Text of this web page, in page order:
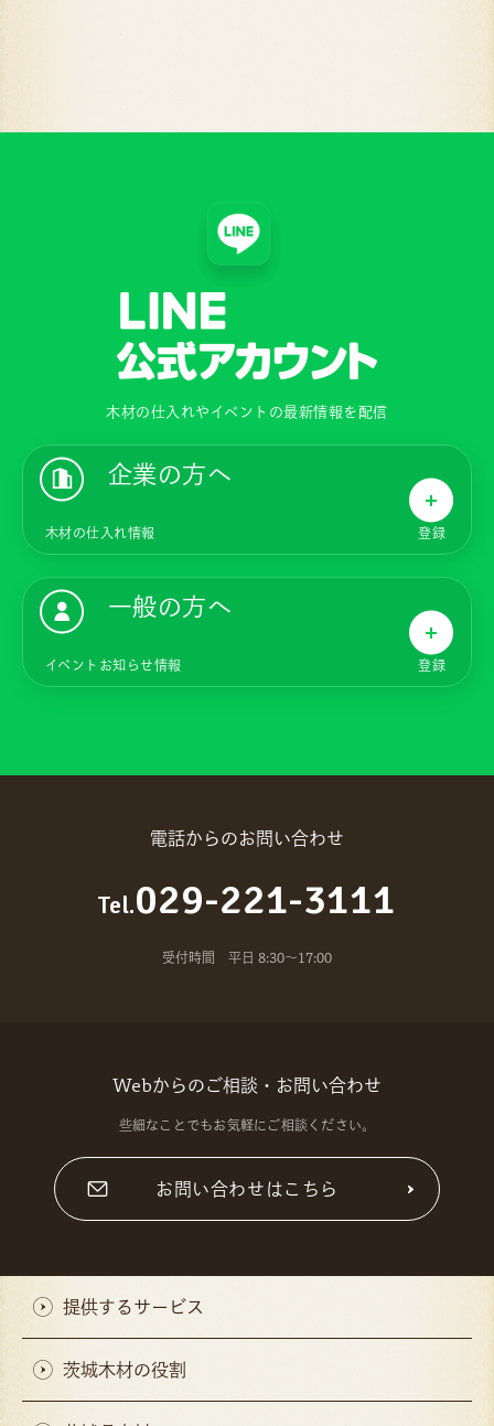
木材の仕入れやイベントの最新情報を配信
企業の方へ
木材の仕入れ情報 登録
一般の方へ
イベントお知らせ情報 登録
電話からのお問い合わせ
Tel.029-221-3111
受付時間 平日 8:30～17:00
Webからのご相談・お問い合わせ
些細なことでもお気軽にご相談ください。
お問い合わせはこちら
提供するサービス
茨城木材の役割